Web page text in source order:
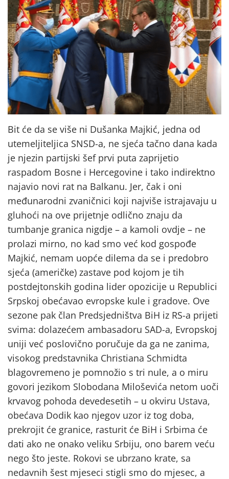
Bit će da se više ni Dušanka Majkić, jedna od
utemeljiteljica SNSD-a, ne sjeća tačno dana kada
je njezin partijski šef prvi puta zaprijetio
raspadom Bosne i Hercegovine i tako indirektno
najavio novi rat na Balkanu. Jer, čak i oni
međunarodni zvaničnici koji najviše istrajavaju u
gluhoći na ove prijetnje odlično znaju da
tumbanje granica nigdje – a kamoli ovdje – ne
prolazi mirno, no kad smo već kod gospođe
Majkić, nemam uopće dilema da se i predobro
sjeća (američke) zastave pod kojom je tih
postdejtonskih godina lider opozicije u Republici
Srpskoj obećavao evropske kule i gradove. Ove
sezone pak član Predsjedništva BiH iz RS-a prijeti
svima: dolazećem ambasadoru SAD-a, Evropskoj
uniji već poslovično poručuje da ga ne zanima,
visokog predstavnika Christiana Schmidta
blagovremeno je pomnožio s tri nule, a o miru
govori jezikom Slobodana Miloševića netom uoči
krvavog pohoda devedesetih – u okviru Ustava,
obećava Dodik kao njegov uzor iz tog doba,
prekrojit će granice, rasturit će BiH i Srbima će
dati ako ne onako veliku Srbiju, ono barem veću
nego što jeste. Rokovi se ubrzano krate, sa
nedavnih šest mjeseci stigli smo do mjesec, a